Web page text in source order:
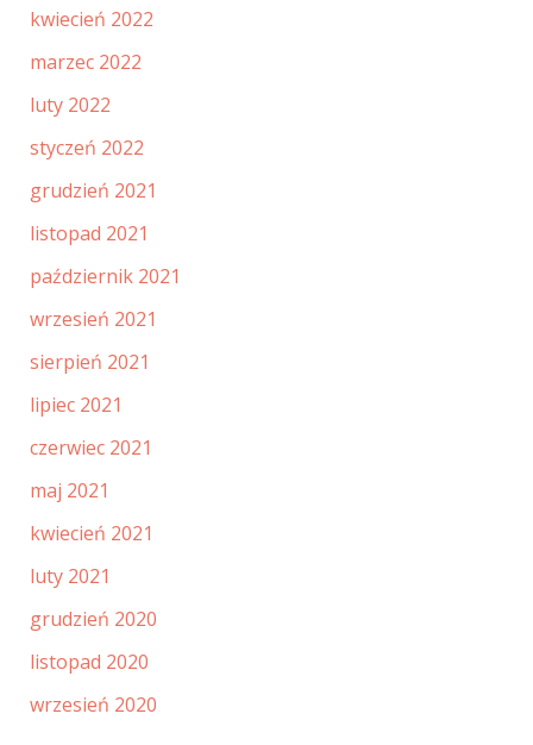
kwiecień 2022
marzec 2022
luty 2022
styczeń 2022
grudzień 2021
listopad 2021
październik 2021
wrzesień 2021
sierpień 2021
lipiec 2021
czerwiec 2021
maj 2021
kwiecień 2021
luty 2021
grudzień 2020
listopad 2020
wrzesień 2020